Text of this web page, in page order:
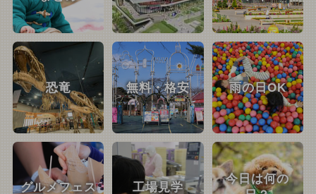
恐竜 無料・格安 雨の日OK
グルメフェス 工場見学
今日は何の